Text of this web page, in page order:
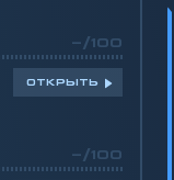
-/100
ОТКРЫТЬ
-/100